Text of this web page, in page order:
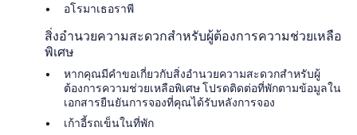
อโรมาเธอราพี
สิ่งอำนวยความสะดวกสำหรับผู้ต้องการความช่วยเหลือ
พิเศษ
หากคุณมีคำขอเกี่ยวกับสิ่งอำนวยความสะดวกสำหรับผู้
ต้องการความช่วยเหลือพิเศษ โปรดติดต่อที่พักตามข้อมูลใน
เอกสารยืนยันการจองที่คุณได้รับหลังการจอง
เก้าอี้รถเข็นในที่พัก